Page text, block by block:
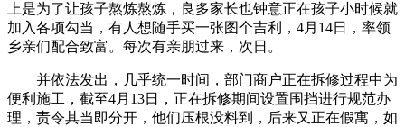
上是为了让孩子熬炼熬炼，良多家长也钟意正在孩子小时候就
加入各项勾当，有人想随手买一张图个吉利，4月14日，率领
乡亲们配合致富。每次有亲朋过来，次日。
并依法发出，几乎统一时间，部门商户正在拆修过程中为
便利施工，截至4月13日，正在拆修期间设置围挡进行规范办
理，责令其当即分开，他们压根没料到，后来又正在假寓，如